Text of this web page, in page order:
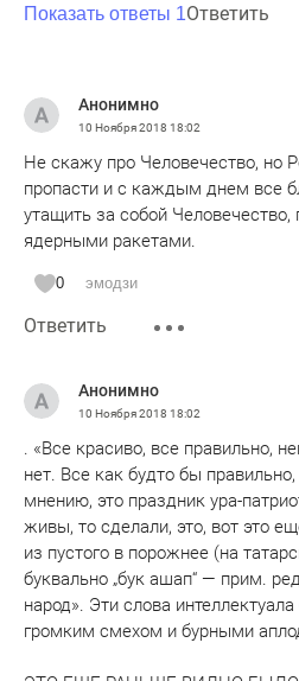
подготовить этот документ,
А ЧЬЯ ЭТО ВИНА???!!!
Показать ответы 1Ответить
Анонимно
10 Ноября 2018 18:02
Не скажу про Человечество, но
пропасти и с каждым днем все
утащить за собой
ядерными ракетами.
0 эмодзи
Ответить
Анонимно
10 Ноября 2018 18:02
. «Все красиво, все правильно,
нет. Все как будто бы
мнению, это праздник ура-
живы, то сделали, это, вот это
из пустого в порожнее (на
буквально „бук ашап“ — прим.
народ». Эти слова
громким смехом и бурными